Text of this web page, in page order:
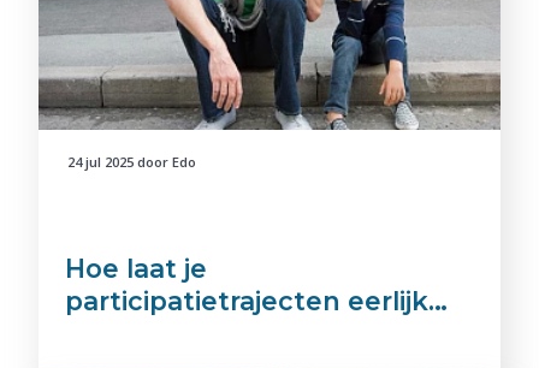
24 jul 2025 door Edo
Hoe laat je
participatietrajecten eerlijk…